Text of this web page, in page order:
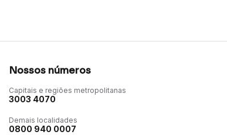
Nossos números
Capitais e regiões metropolitanas
3003 4070
Demais localidades
0800 940 0007